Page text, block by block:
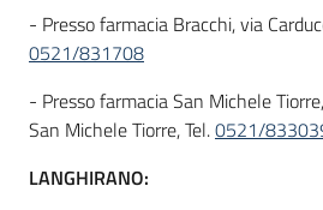
- Presso farmacia Bracchi, via
0521/831708
- Presso farmacia San Michele
San Michele Tiorre, Tel.0521/
LANGHIRANO: